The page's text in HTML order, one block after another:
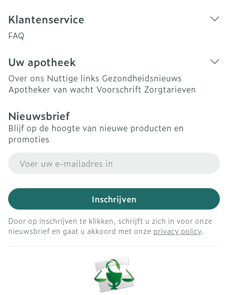
Klantenservice
FAQ
Uw apotheek
Over ons Nuttige links Gezondheidsnieuws
Apotheker van wacht Voorschrift Zorgtarieven
Nieuwsbrief
Blijf op de hoogte van nieuwe producten en
promoties
Inschrijven
Door op inschrijven te klikken, schrijft u zich in voor onze
nieuwsbrief en gaat u akkoord met onze privacy policy.